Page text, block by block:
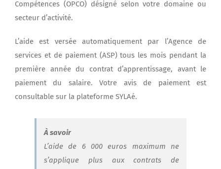
Compétences (OPCO) désigné selon votre domaine ou
secteur d’activité.
L’aide est versée automatiquement par l’Agence de
services et de paiement (ASP) tous les mois pendant la
première année du contrat d’apprentissage, avant le
paiement du salaire. Votre avis de paiement est
consultable sur la plateforme SYLAé.
À savoir
L’aide de 6 000 euros maximum ne
s’applique plus aux contrats de